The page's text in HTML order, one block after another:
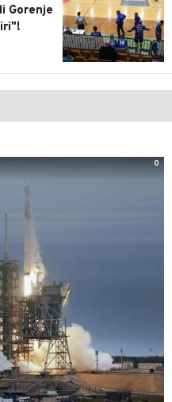
Gorenje
0